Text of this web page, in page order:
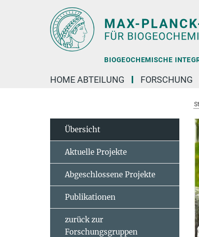
BIOGEOCHEMISCHE
HOME ABTEILUNG FORSCHUNG
Übersicht
Aktuelle Projekte
Abgeschlossene Projekte
Publikationen
zurück zur
Forschungsgruppen